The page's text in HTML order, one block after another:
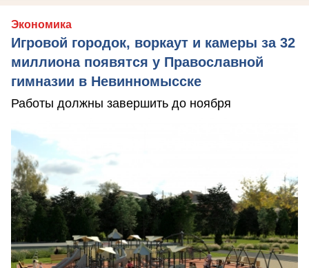
Экономика
Игровой городок, воркаут и камеры за 32
миллиона появятся у Православной
гимназии в Невинномысске
Работы должны завершить до ноября